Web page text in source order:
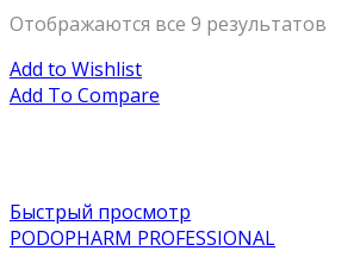
Отображаются все 9 результатов
Add to Wishlist
Add To Compare
Быстрый просмотр
PODOPHARM PROFESSIONAL